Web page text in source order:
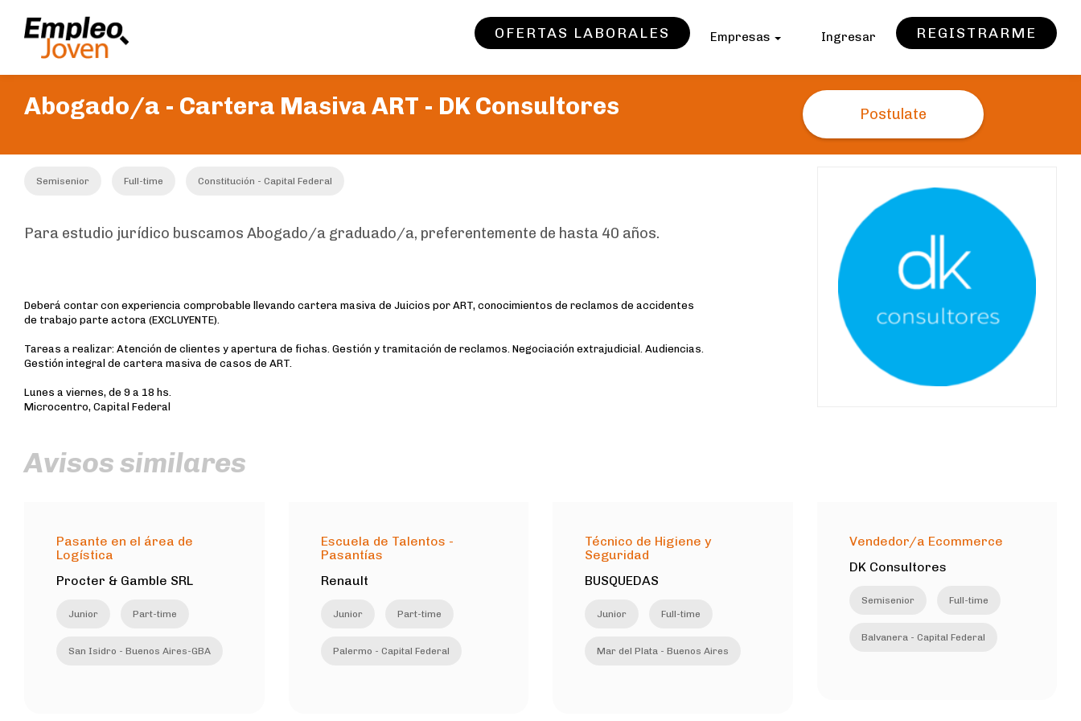
OFERTAS LABORALES Empresas Ingresar REGISTRARME
Abogado/a - Cartera Masiva ART - DK Consultores Postulate
Semisenior Full-time Constitución - Capital Federal
Para estudio jurídico buscamos Abogado/a graduado/a, preferentemente de hasta 40 años.
Deberá contar con experiencia comprobable llevando cartera masiva de Juicios por ART, conocimientos de reclamos de accidentes
de trabajo parte actora (EXCLUYENTE).
Tareas a realizar: Atención de clientes y apertura de fichas. Gestión y tramitación de reclamos. Negociación extrajudicial. Audiencias.
Gestión integral de cartera masiva de casos de ART.
Lunes a viernes, de 9 a 18 hs.
Microcentro, Capital Federal
Avisos similares
Pasante en el área de
Logística
Procter & Gamble SRL
Junior Part-time
San Isidro - Buenos Aires-GBA
Escuela de Talentos -
Pasantías
Renault
Junior Part-time
Palermo - Capital Federal
Técnico de Higiene y
Seguridad
BUSQUEDAS
Junior Full-time
Mar del Plata - Buenos Aires
Vendedor/a Ecommerce
DK Consultores
Semisenior Full-time
Balvanera - Capital Federal